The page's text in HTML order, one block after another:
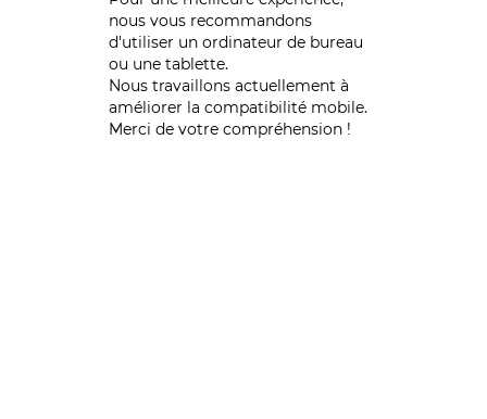
nous vous recommandons
d'utiliser un ordinateur de bureau
ou une tablette.
Nous travaillons actuellement à
améliorer la compatibilité mobile.
Merci de votre compréhension !